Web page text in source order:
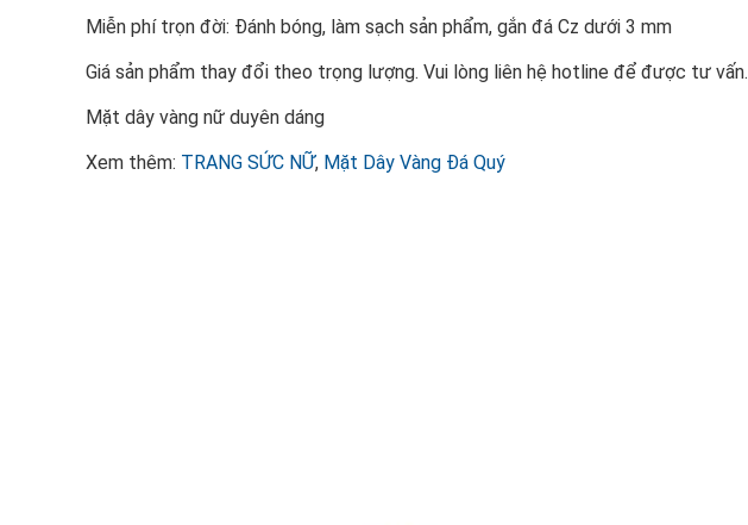
Miễn phí trọn đời: Đánh bóng, làm sạch sản phẩm, gắn đá Cz dưới 3 mm
Giá sản phẩm thay đổi theo trọng lượng. Vui lòng liên hệ hotline để được tư vấn.
Mặt dây vàng nữ duyên dáng
Xem thêm: TRANG SỨC NỮ, Mặt Dây Vàng Đá Quý